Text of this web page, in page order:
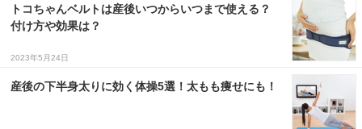
トコちゃんベルトは産後いつからいつまで使える？
付け方や効果は？
2023年5月24日
産後の下半身太りに効く体操5選！太もも痩せにも！